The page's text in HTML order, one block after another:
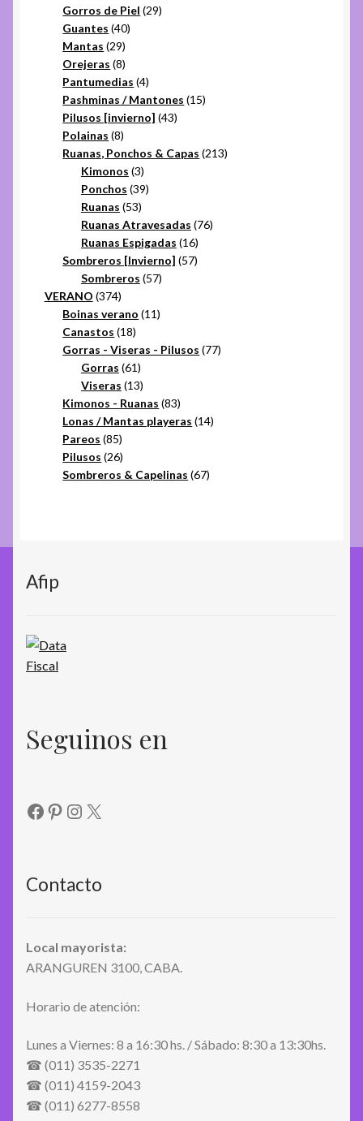
Gorros de Piel 2929
Guantes 4040
Mantas 2929
productos
Orejeras 88
productos
Pantumedias 44
productos
Pashminas / Mantones 1515
Pilusos [invierno] 4343
Polainas 88
productos
Ruanas, Ponchos & Capas 213213
Kimonos 33
productos
Ponchos 3939
Ruanas 5353
productos
Ruanas Atravesadas 7676
Ruanas Espigadas 1616
productos
Sombreros [Invierno] 5757
Sombreros 5757
VERANO 374374
productos
Boinas verano 1111
Canastos 1818
productos
Gorras - Viseras - Pilusos 7777
Gorras 6161
productos
Viseras 1313
productos
Kimonos - Ruanas 8383
productos
Lonas / Mantas playeras 1414
Pareos 8585
productos
Pilusos 2626
productos
Sombreros & Capelinas 6767
Afip
Seguinos en
Facebook
Pinterest
Instagram
X
Contacto
Local mayorista:
ARANGUREN 3100, CABA.
Horario de atención:
Lunes a Viernes: 8 a 16:30 hs. / Sábado: 8:30 a 13:30hs.
☎ (011) 3535-2271
☎ (011) 4159-2043
☎ (011) 6277-8558